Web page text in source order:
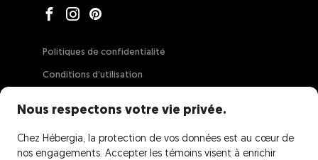
Nous respectons votre vie privée.
Chez Hébergia, la protection de vos données est au cœur de
nos engagements. Accepter les témoins visent à enrichir
Politiques de confidentialité
Conditions d’utilisation
Force majeure